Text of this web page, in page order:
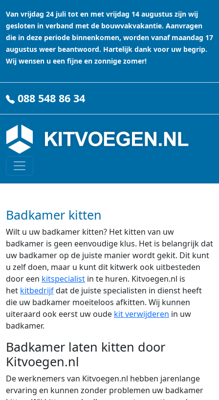
Van vrijdag 24 juli tot en met vrijdag 14 augustus zijn wij
gesloten in verband met de bouwvakvakantie. Aanvragen
die in deze periode binnenkomen, worden vanaf maandag 17
augustus weer beantwoord. Hartelijk dank voor uw begrip.
Wij wensen u een fijne en zonnige zomer!
088 548 86 34
Badkamer kitten
Wilt u uw badkamer kitten? Het kitten van uw
badkamer is geen eenvoudige klus. Het is belangrijk dat
uw badkamer op de juiste manier wordt gekit. Dit kunt
u zelf doen, maar u kunt dit kitwerk ook uitbesteden
door een kitspecialist in te huren. Kitvoegen.nl is
het kitbedrijfdat de juiste specialisten in dienst heeft
die uw badkamer moeiteloos afkitten. Wij kunnen
uiteraard ook eerst uw oude kit verwijderen in uw
badkamer.
Badkamer laten kitten door
Kitvoegen.nl
De werknemers van Kitvoegen.nl hebben jarenlange
ervaring en kunnen zonder problemen uw badkamer